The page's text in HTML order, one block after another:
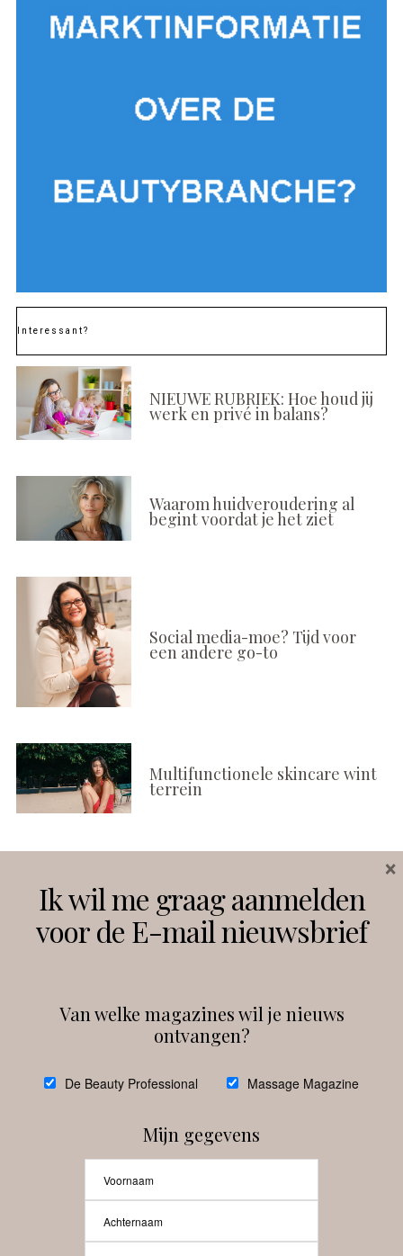
Interessant?
NIEUWE RUBRIEK: Hoe houd jij
werk en privé in balans?
Waarom huidveroudering al
begint voordat je het ziet
Social media-moe? Tijd voor
een andere go-to
Multifunctionele skincare wint
terrein
Instagram Facebook
debeautyprofessional
Ik wil me graag aanmelden
voor de E-mail nieuwsbrief
Van welke magazines wil je nieuws
ontvangen?
De Beauty Professional Massage Magazine
Mijn gegevens
×